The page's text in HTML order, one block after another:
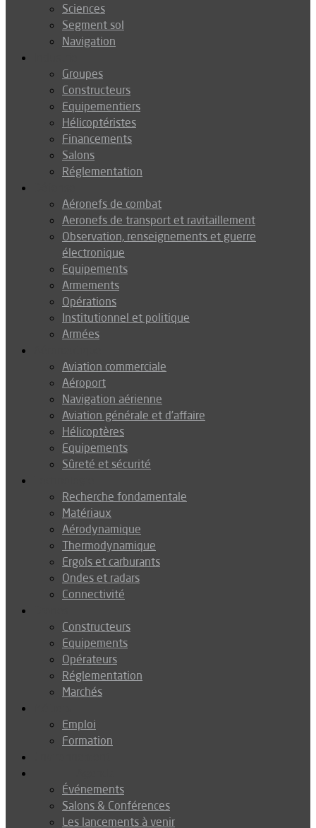
Sciences
Segment sol
Navigation
Groupes
Constructeurs
Equipementiers
Hélicoptéristes
Financements
Salons
Réglementation
Aéronefs de combat
Aeronefs de transport et ravitaillement
Observation, renseignements et guerre
électronique
Equipements
Armements
Opérations
Institutionnel et politique
Armées
Aviation commerciale
Aéroport
Navigation aérienne
Aviation générale et d’affaire
Hélicoptères
Equipements
Sûreté et sécurité
Recherche fondamentale
Matériaux
Aérodynamique
Thermodynamique
Ergols et carburants
Ondes et radars
Connectivité
Constructeurs
Equipements
Opérateurs
Réglementation
Marchés
Emploi
Formation
Événements
Salons & Conférences
Les lancements à venir